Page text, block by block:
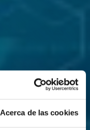
Acerca de las cookies